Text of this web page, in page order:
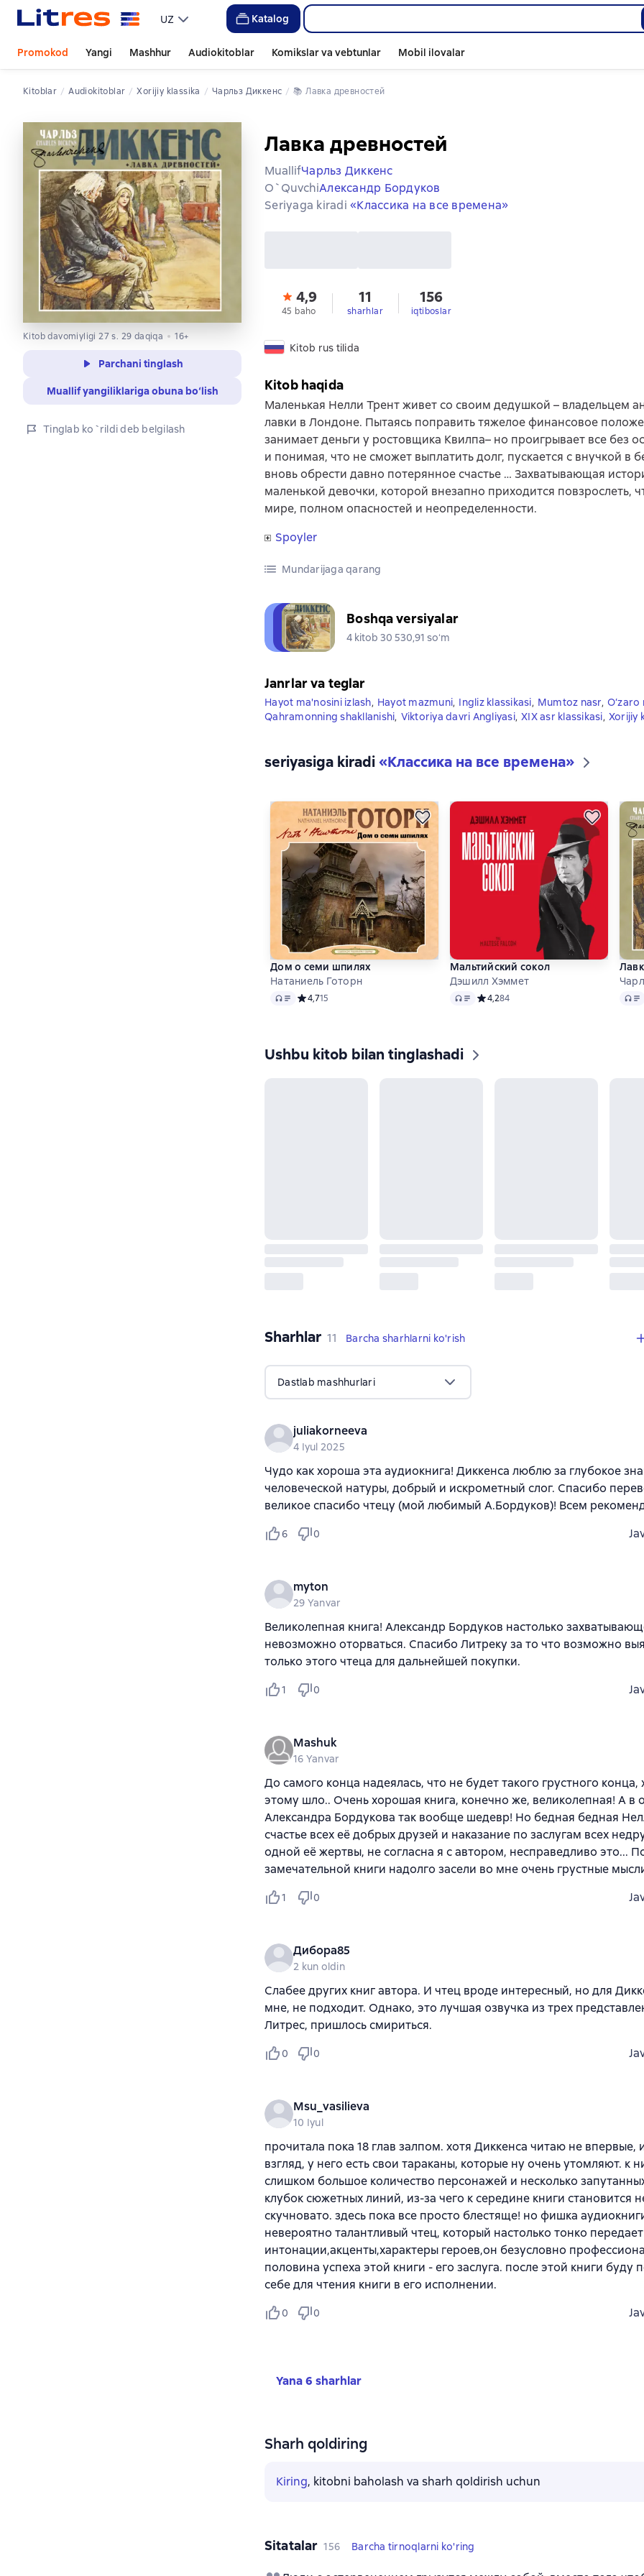
UZ Katalog
Promokod Yangi Mashhur Audiokitoblar Komikslar va vebtunlar Mobil ilovalar
Kitoblar Audiokitoblar xorijiy klassika Чарльз Диккенс 📚 Лавка древностей
Kitob davomiyligi 27 s. 29 daqiqa 16+
Parchani tinglash
Muallif yangiliklariga obuna bo‘lish
Tinglab ko`rildi deb belgilash
Лавка древностей
MuallifЧарльз Диккенс
O`quvchiАлександр Бордуков
Seriyaga kiradi «Классика на все времена»
4,9
45 baho
11
sharhlar
156
iqtiboslar
Kitob rus tilida
Kitob haqida
Маленькая Нелли Трент живет со своим дедушкой – владельцем
лавки в Лондоне. Пытаясь поправить тяжелое финансовое
занимает деньги у ростовщика Квилпа– но проигрывает все без
и понимая, что не сможет выплатить долг, пускается с внучкой в
вновь обрести давно потерянное счастье … Захватывающая
маленькой девочки, которой внезапно приходится повзрослеть,
мире, полном опасностей и неопределенности.
Spoyler
Mundarijaga qarang
Boshqa versiyalar
4 kitob 30 530,91 soʻm
Janrlar va teglar
Hayot ma'nosini izlash, Hayot mazmuni, Ingliz klassikasi, Mumtoz nasr,
Qahramonning shakllanishi, Viktoriya davri Angliyasi, XIX asr klassikasi, Xorijiy
seriyasiga kiradi«Классика на все времена»
Дом о семи шпилях
Натаниель Готорн
Audio Средний рейтинг 4,7 на основе 15 оценок
4,715
Мальтийский сокол
Дэшилл Хэммет
Audio Средний рейтинг 4,2 на основе 84
4,284 Audio
Ushbu kitob bilan tinglashadi
Sharhlar 11 sharhlar
11 Barcha sharhlarni ko'rish
Dastlab mashhurlari
juliakorneeva
4 Iyul 2025
Чудо как хороша эта аудиокнига! Диккенса люблю за глубокое
человеческой натуры, добрый и искрометный слог. Спасибо
великое спасибо чтецу (мой любимый А.Бордуков)! Всем
6 0
myton
29 Yanvar
Великолепная книга! Александр Бордуков настолько
невозможно оторваться. Спасибо Литреку за то что возможно
только этого чтеца для дальнейшей покупки.
1 0
Mashuk
16 Yanvar
До самого конца надеялась, что не будет такого грустного конца,
этому шло.. Очень хорошая книга, конечно же, великолепная! А в
Александра Бордукова так вообще шедевр! Но бедная бедная
счастье всех её добрых друзей и наказание по заслугам всех
одной её жертвы, не согласна я с автором, несправедливо это...
замечательной книги надолго засели во мне очень грустные
1 0
Дибора85
2 kun oldin
Слабее других книг автора. И чтец вроде интересный, но для
мне, не подходит. Однако, это лучшая озвучка из трех
Литрес, пришлось смириться.
0 0
Msu_vasilieva
10 Iyul
прочитала пока 18 глав залпом. хотя Диккенса читаю не впервые,
взгляд, у него есть свои тараканы, которые ну очень утомляют. к
слишком большое количество персонажей и несколько
клубок сюжетных линий, из-за чего к середине книги становится
скучновато. здесь пока все просто блестяще! но фишка
невероятно талантливый чтец, который настолько тонко
интонации,акценты,характеры героев,он безусловно
половина успеха этой книги - его заслуга. после этой книги буду
себе для чтения книги в его исполнении.
0 0
Yana 6 sharhlar
Sharh qoldiring
Kiring, kitobni baholash va sharh qoldirish uchun
Sitatalar 156 Barcha tirnoqlarni ko'ring